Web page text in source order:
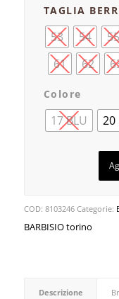
TAGLIA
53 54 55
61
62
Colore
17 BLU 20
COD: 8103246 Categorie:
BARBISIO torino
Descrizione